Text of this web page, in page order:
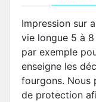
Impression sur
vie longue 5 à
par exemple
enseigne les
fourgons. Nous
de protection